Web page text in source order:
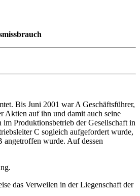
Bis Juni 2001 war A Geschäftsführer,
Aktien auf ihn und damit auch seine
im Produktionsbetrieb der Gesellschaft in
C sogleich aufgefordert wurde,
angetroffen wurde. Auf dessen
das Verweilen in der Liegenschaft der